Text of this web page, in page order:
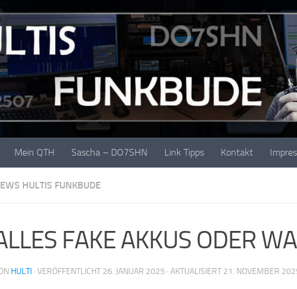
Mein QTH Sascha – DO7SHN Link Tipps Kontakt
HULTIS FUNKBUDE
FAKE AKKUS ODER
HULTI · VERÖFFENTLICHT 26. JANUAR 2025 · AKTUALISIERT 21. NOVEMBER